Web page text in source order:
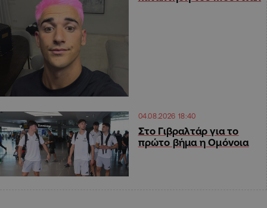
04.08.2026 18:40
Στο Γιβραλτάρ για το
πρώτο βήμα η Ομόνοια